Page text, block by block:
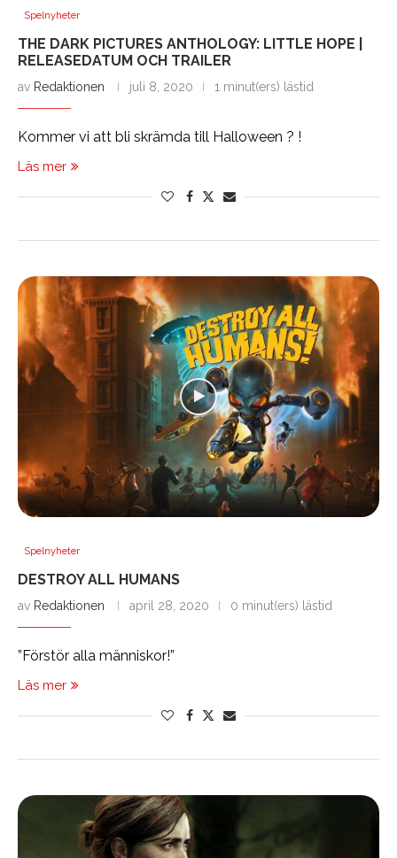
Spelnyheter
THE DARK PICTURES ANTHOLOGY: LITTLE HOPE |
RELEASEDATUM OCH TRAILER
av Redaktionen juli 8, 2020 1 minut(ers) lästid
Kommer vi att bli skrämda till Halloween ? !
Läs mer
Spelnyheter
DESTROY ALL HUMANS
av Redaktionen april 28, 2020 0 minut(ers) lästid
”Förstör alla människor!”
Läs mer